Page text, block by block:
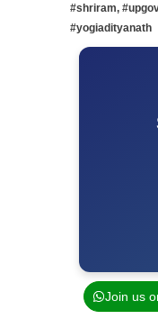
#shriram,
#yogiadityanath
Join us